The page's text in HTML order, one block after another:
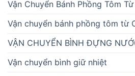
Vận Chuyển Bánh Phồng Tôm
Vận chuyển bánh phồng tôm từ
VẬN CHUYỂN BÌNH ĐỰNG
Vận chuyển bình giữ nhiệt